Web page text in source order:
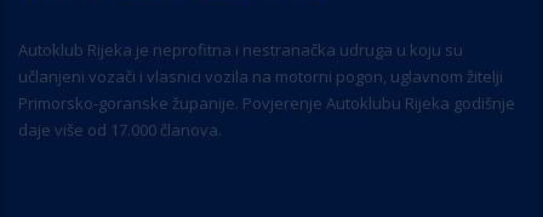
Autoklub Rijeka je neprofitna i nestranačka udruga u koju su
učlanjeni vozači i vlasnici vozila na motorni pogon, uglavnom žitelji
Primorsko-goranske županije. Povjerenje Autoklubu Rijeka godišnje
daje više od 17.000 članova.